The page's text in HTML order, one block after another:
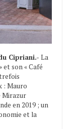
Cipriani.- La
et son « Café
: Mauro
Mirazur
en 2019 ; un
et la